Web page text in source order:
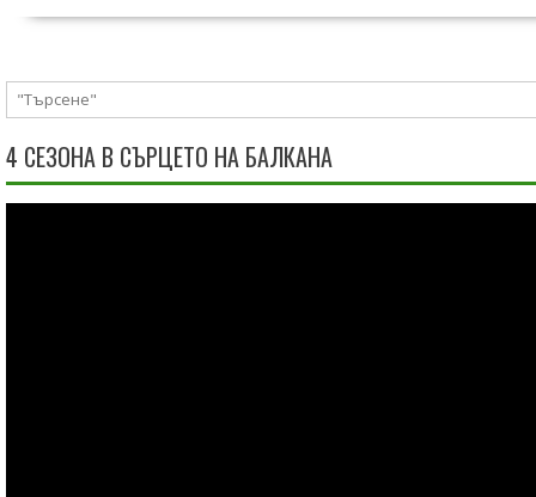
4 СЕЗОНА В СЪРЦЕТО НА БАЛКАНА